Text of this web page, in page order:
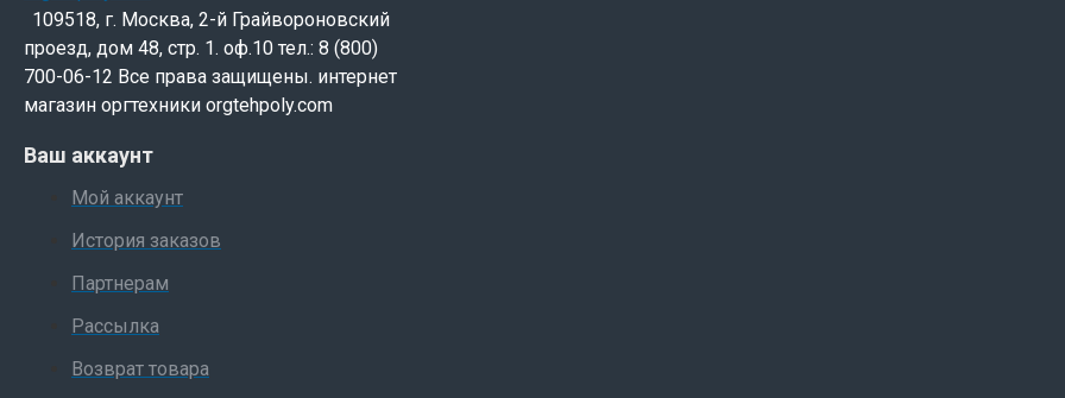
109518, г. Москва, 2-й Грайвороновский
проезд, дом 48, стр. 1. оф.10 тел.: 8 (800)
700-06-12 Все права защищены. интернет
магазин оргтехники orgtehpoly.com
Ваш аккаунт
Мой аккаунт
История заказов
Партнерам
Рассылка
Возврат товара